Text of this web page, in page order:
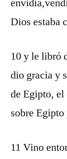
Dios estaba
10 y le libró
dio gracia y
de Egipto,
sobre Egipto
11 Vino